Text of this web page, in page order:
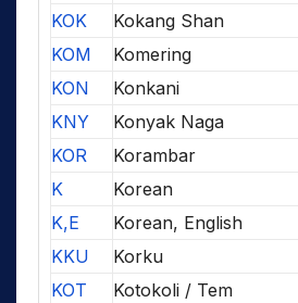
KOK
Kokang Shan
KOM
Komering
KON
Konkani
KNY
Konyak Naga
KOR
Korambar
K
Korean
K,E
Korean, English
KKU
Korku
KOT
Kotokoli / Tem